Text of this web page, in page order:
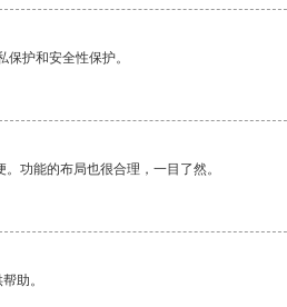
护和安全性保护。
功能的布局也很合理，一目了然。
助。